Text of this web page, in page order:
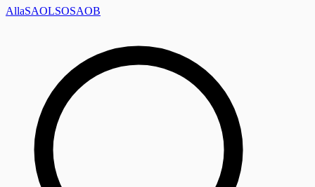
AllaSAOLSOSAOB